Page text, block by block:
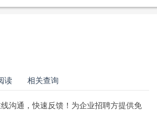
读 相关查询
沟通，快速反馈！为企业招聘方提供免